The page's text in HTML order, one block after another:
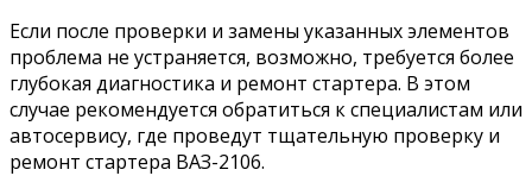
Если после проверки и замены указанных элементов
проблема не устраняется, возможно, требуется более
глубокая диагностика и ремонт стартера. В этом
случае рекомендуется обратиться к специалистам или
автосервису, где проведут тщательную проверку и
ремонт стартера ВАЗ-2106.